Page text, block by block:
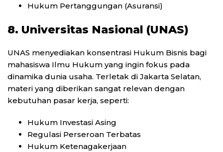
Hukum Pertanggungan (Asuransi)
8. Universitas Nasional (UNAS)
UNAS menyediakan konsentrasi Hukum Bisnis bagi
mahasiswa Ilmu Hukum yang ingin fokus pada
dinamika dunia usaha. Terletak di Jakarta Selatan,
materi yang diberikan sangat relevan dengan
kebutuhan pasar kerja, seperti:
Hukum Investasi Asing
Regulasi Perseroan Terbatas
Hukum Ketenagakerjaan